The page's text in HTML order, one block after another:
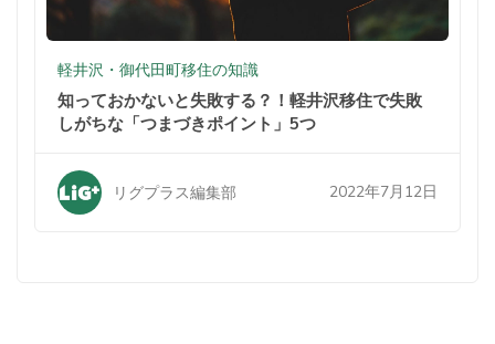
軽井沢・御代田町移住の知識
知っておかないと失敗する？！軽井沢移住で失敗
しがちな「つまづきポイント」5つ
リグプラス編集部 2022年7月12日